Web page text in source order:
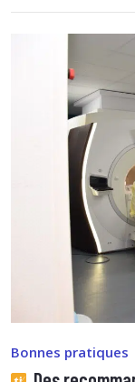
Bonnes pratiques